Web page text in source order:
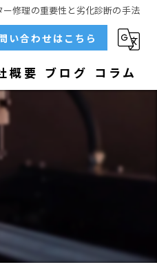
ー修理の重要性と劣化診断の手法
い合わせはこちら
概要 ブログ コラム